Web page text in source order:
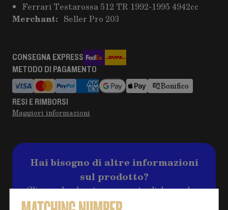
Ferrari Testarossa 512 TR 1992-1995 4942cc
Merchant: Seller Pro 203
CONSEGNA EXPRESS
METODO DI PAGAMENTO
Bonifico
RESI E RIMBORSI
Maggiori informazioni
Hai bisogno di altre informazioni
sul prodotto?
Clicca sul pulsante per eventuali domande e
compila il form, ti ricontatteremo al più